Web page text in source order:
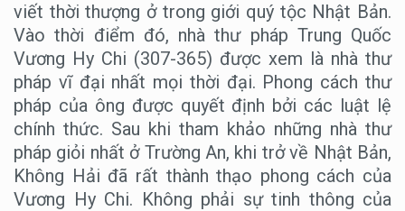
viết thời thượng ở trong giới quý tộc Nhật Bản.
Vào thời điểm đó, nhà thư pháp Trung Quốc
Vương Hy Chi (307-365) được xem là nhà thư
pháp vĩ đại nhất mọi thời đại. Phong cách thư
pháp của ông được quyết định bởi các luật lệ
chính thức. Sau khi tham khảo những nhà thư
pháp giỏi nhất ở Trường An, khi trở về Nhật Bản,
Không Hải đã rất thành thạo phong cách của
Vương Hy Chi. Không phải sự tinh thông của